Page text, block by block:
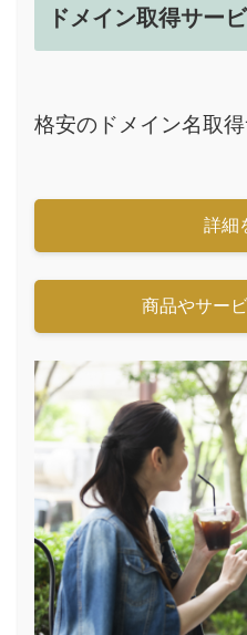
ドメイン取得サー
格安のドメイン名取
詳細
商品やサー